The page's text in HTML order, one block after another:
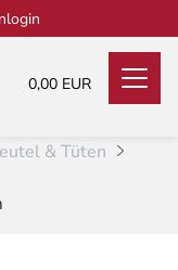
0,00 EUR
& Tüten